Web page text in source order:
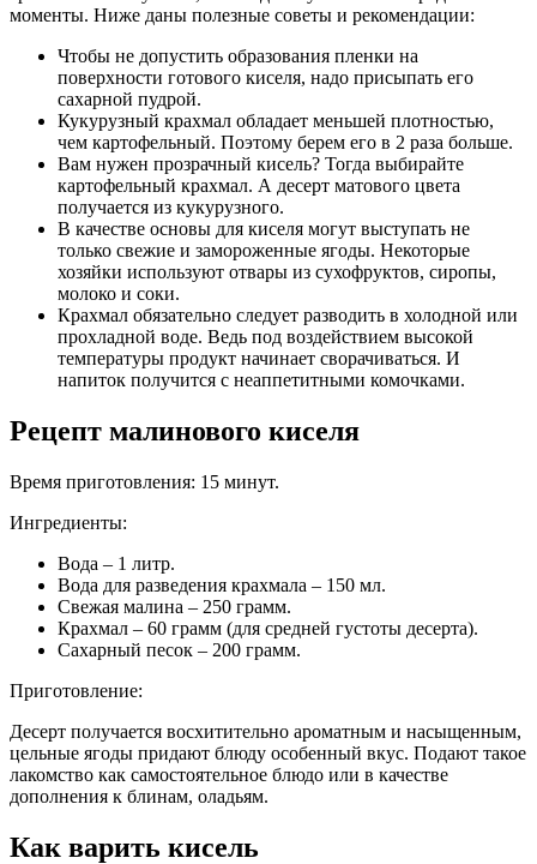
моменты. Ниже даны полезные советы и рекомендации:
Чтобы не допустить образования пленки на
поверхности готового киселя, надо присыпать его
сахарной пудрой.
Кукурузный крахмал обладает меньшей плотностью,
чем картофельный. Поэтому берем его в 2 раза больше.
Вам нужен прозрачный кисель? Тогда выбирайте
картофельный крахмал. А десерт матового цвета
получается из кукурузного.
В качестве основы для киселя могут выступать не
только свежие и замороженные ягоды. Некоторые
хозяйки используют отвары из сухофруктов, сиропы,
молоко и соки.
Крахмал обязательно следует разводить в холодной или
прохладной воде. Ведь под воздействием высокой
температуры продукт начинает сворачиваться. И
напиток получится с неаппетитными комочками.
Рецепт малинового киселя
Время приготовления: 15 минут.
Ингредиенты:
Вода – 1 литр.
Вода для разведения крахмала – 150 мл.
Свежая малина – 250 грамм.
Крахмал – 60 грамм (для средней густоты десерта).
Сахарный песок – 200 грамм.
Приготовление:
Десерт получается восхитительно ароматным и насыщенным,
цельные ягоды придают блюду особенный вкус. Подают такое
лакомство как самостоятельное блюдо или в качестве
дополнения к блинам, оладьям.
Как варить кисель